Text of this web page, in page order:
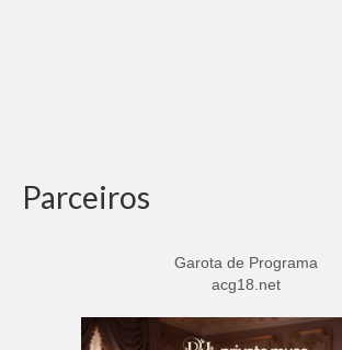
Parceiros
Garota de Programa
acg18.net